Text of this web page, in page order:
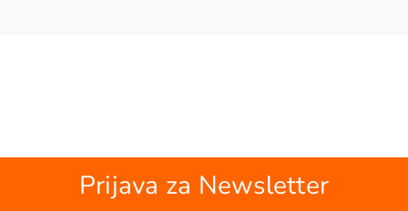
Prijava za Newsletter